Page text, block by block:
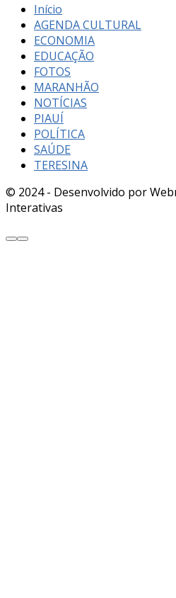
Início
AGENDA CULTURAL
ECONOMIA
EDUCAÇÃO
FOTOS
MARANHÃO
NOTÍCIAS
PIAUÍ
POLÍTICA
SAÚDE
TERESINA
© 2024 - Desenvolvido por
Interativas